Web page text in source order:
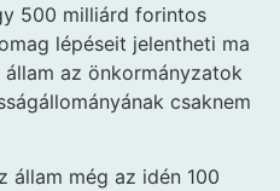
500 milliárd forintos
lépéseit jelentheti ma
az önkormányzatok
csaknem
állam még az idén 100